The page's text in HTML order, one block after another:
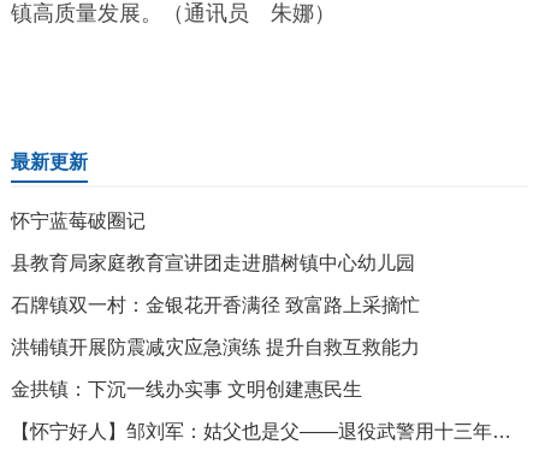
镇高质量发展。（通讯员 朱娜）
最新更新
怀宁蓝莓破圈记
县教育局家庭教育宣讲团走进腊树镇中心幼儿园
石牌镇双一村：金银花开香满径 致富路上采摘忙
洪铺镇开展防震减灾应急演练 提升自救互救能力
金拱镇：下沉一线办实事 文明创建惠民生
【怀宁好人】邹刘军：姑父也是父——退役武警用十三年诠释超越血缘的守护